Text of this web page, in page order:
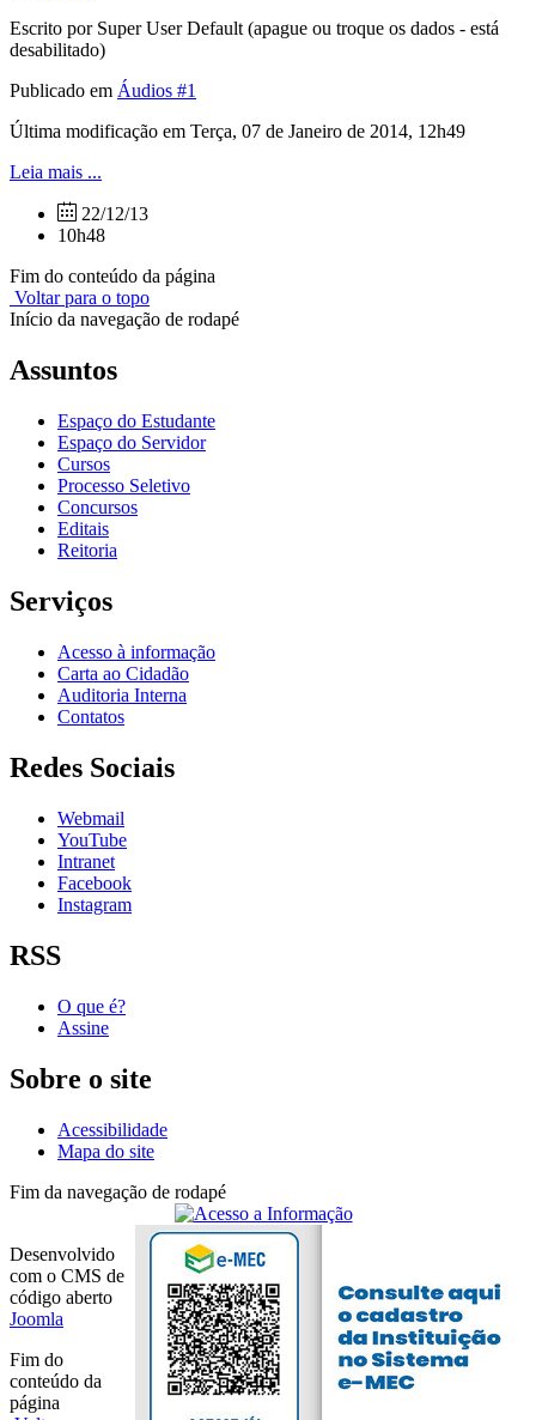
Escrito por Super User Default (apague ou troque os dados - está
desabilitado)
Publicado em Áudios #1
Última modificação em Terça, 07 de Janeiro de 2014, 12h49
Leia mais ...
22/12/13
10h48
Fim do conteúdo da página
Voltar para o topo
Início da navegação de rodapé
Assuntos
Espaço do Estudante
Espaço do Servidor
Cursos
Processo Seletivo
Concursos
Editais
Reitoria
Serviços
Acesso à informação
Carta ao Cidadão
Auditoria Interna
Contatos
Redes Sociais
Webmail
YouTube
Intranet
Facebook
Instagram
RSS
O que é?
Assine
Sobre o site
Acessibilidade
Mapa do site
Fim da navegação de rodapé
Desenvolvido
com o CMS de
código aberto
Joomla
Fim do
conteúdo da
página